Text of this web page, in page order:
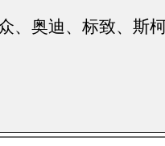
奥迪、标致、斯